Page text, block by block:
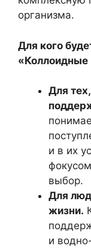
организма.
Для кого
Для
и в их
выбор.
Для
жизни.
и